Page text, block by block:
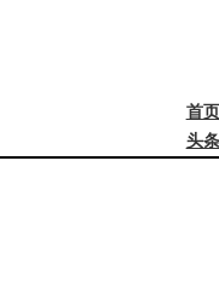
首页
头条